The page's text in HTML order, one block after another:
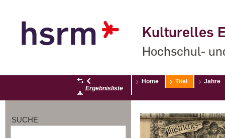
Kulturelles
Hochschul-
Ergebnisliste
Home Titel Jahre
SUCHE